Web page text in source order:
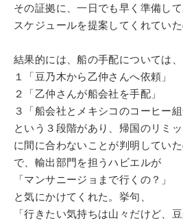
その証拠に、一日でも早く準備し
スケジュールを提案してくれていた
結果的には、船の手配については、
１「豆乃木から乙仲さんへ依頼」
２「乙仲さんが船会社を手配」
３「船会社とメキシコのコーヒー組
という３段階があり、帰国のリミ
に間に合わないことが判明してい
で、輸出部門を担うハビエルが
「マンサニージョまで行くの？」
と気にかけてくれた。挙句、
「行きたい気持ちは山々だけど、